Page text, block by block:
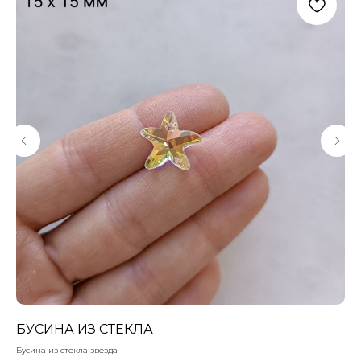
БУСИНА ИЗ СТЕКЛА
Бусина из стекла звезда